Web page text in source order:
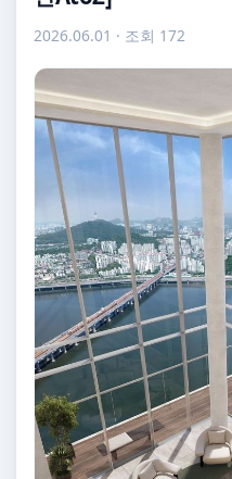
2026.06.01 · 조회 172